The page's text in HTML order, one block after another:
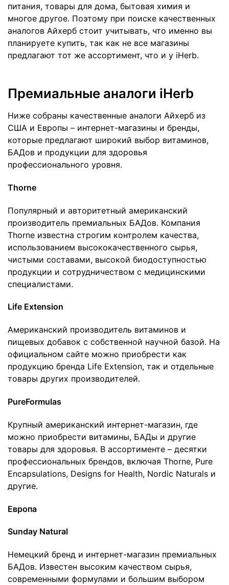
питания, товары для дома, бытовая химия и
многое другое. Поэтому при поиске качественных
аналогов Айхерб стоит учитывать, что именно вы
планируете купить, так как не все магазины
предлагают тот же ассортимент, что и у iHerb.
Премиальные аналоги iHerb
Ниже собраны качественные аналоги Айхерб из
США и Европы – интернет-магазины и бренды,
которые предлагают широкий выбор витаминов,
БАДов и продукции для здоровья
профессионального уровня.
Thorne
Популярный и авторитетный американский
производитель премиальных БАДов. Компания
Thorne известна строгим контролем качества,
использованием высококачественного сырья,
чистыми составами, высокой биодоступностью
продукции и сотрудничеством с медицинскими
специалистами.
Life Extension
Американский производитель витаминов и
пищевых добавок с собственной научной базой. На
официальном сайте можно приобрести как
продукцию бренда Life Extension, так и отдельные
товары других производителей.
PureFormulas
Крупный американский интернет-магазин, где
можно приобрести витамины, БАДы и другие
товары для здоровья. В ассортименте – десятки
профессиональных брендов, включая Thorne, Pure
Encapsulations, Designs for Health, Nordic Naturals и
другие.
Европа
Sunday Natural
Немецкий бренд и интернет-магазин премиальных
БАДов. Известен высоким качеством сырья,
современными формулами и большим выбором